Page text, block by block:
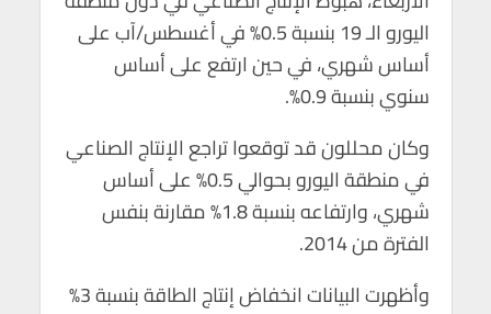
اليورو الـ 19 بنسبة 0.5% في أغسطس/آب على
أساس شهري، في حين ارتفع على أساس
سنوي بنسبة 0.9%.
وكان محللون قد توقعوا تراجع الإنتاج الصناعي
في منطقة اليورو بحوالي 0.5% على أساس
شهري، وارتفاعه بنسبة 1.8% مقارنة بنفس
الفترة من 2014.
وأظهرت البيانات انخفاض إنتاج الطاقة بنسبة 3%